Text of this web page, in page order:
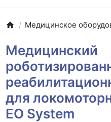
Медицинское
Медицинский
для
EO System